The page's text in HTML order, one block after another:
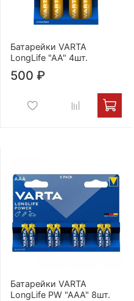
Батарейки VARTA
LongLife "AA" 4шт.
500 ₽
Батарейки VARTA
LongLife PW "AAA" 8шт.